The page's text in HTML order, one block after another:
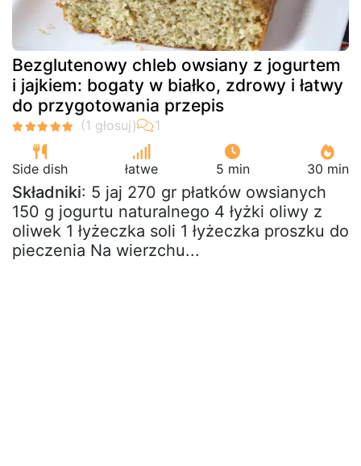
Bezglutenowy chleb owsiany z jogurtem
i jajkiem: bogaty w białko, zdrowy i łatwy
do przygotowania przepis
Side dish łatwe 5 min 30 min
Składniki: 5 jaj 270 gr płatków owsianych
150 g jogurtu naturalnego 4 łyżki oliwy z
oliwek 1 łyżeczka soli 1 łyżeczka proszku do
pieczenia Na wierzchu...